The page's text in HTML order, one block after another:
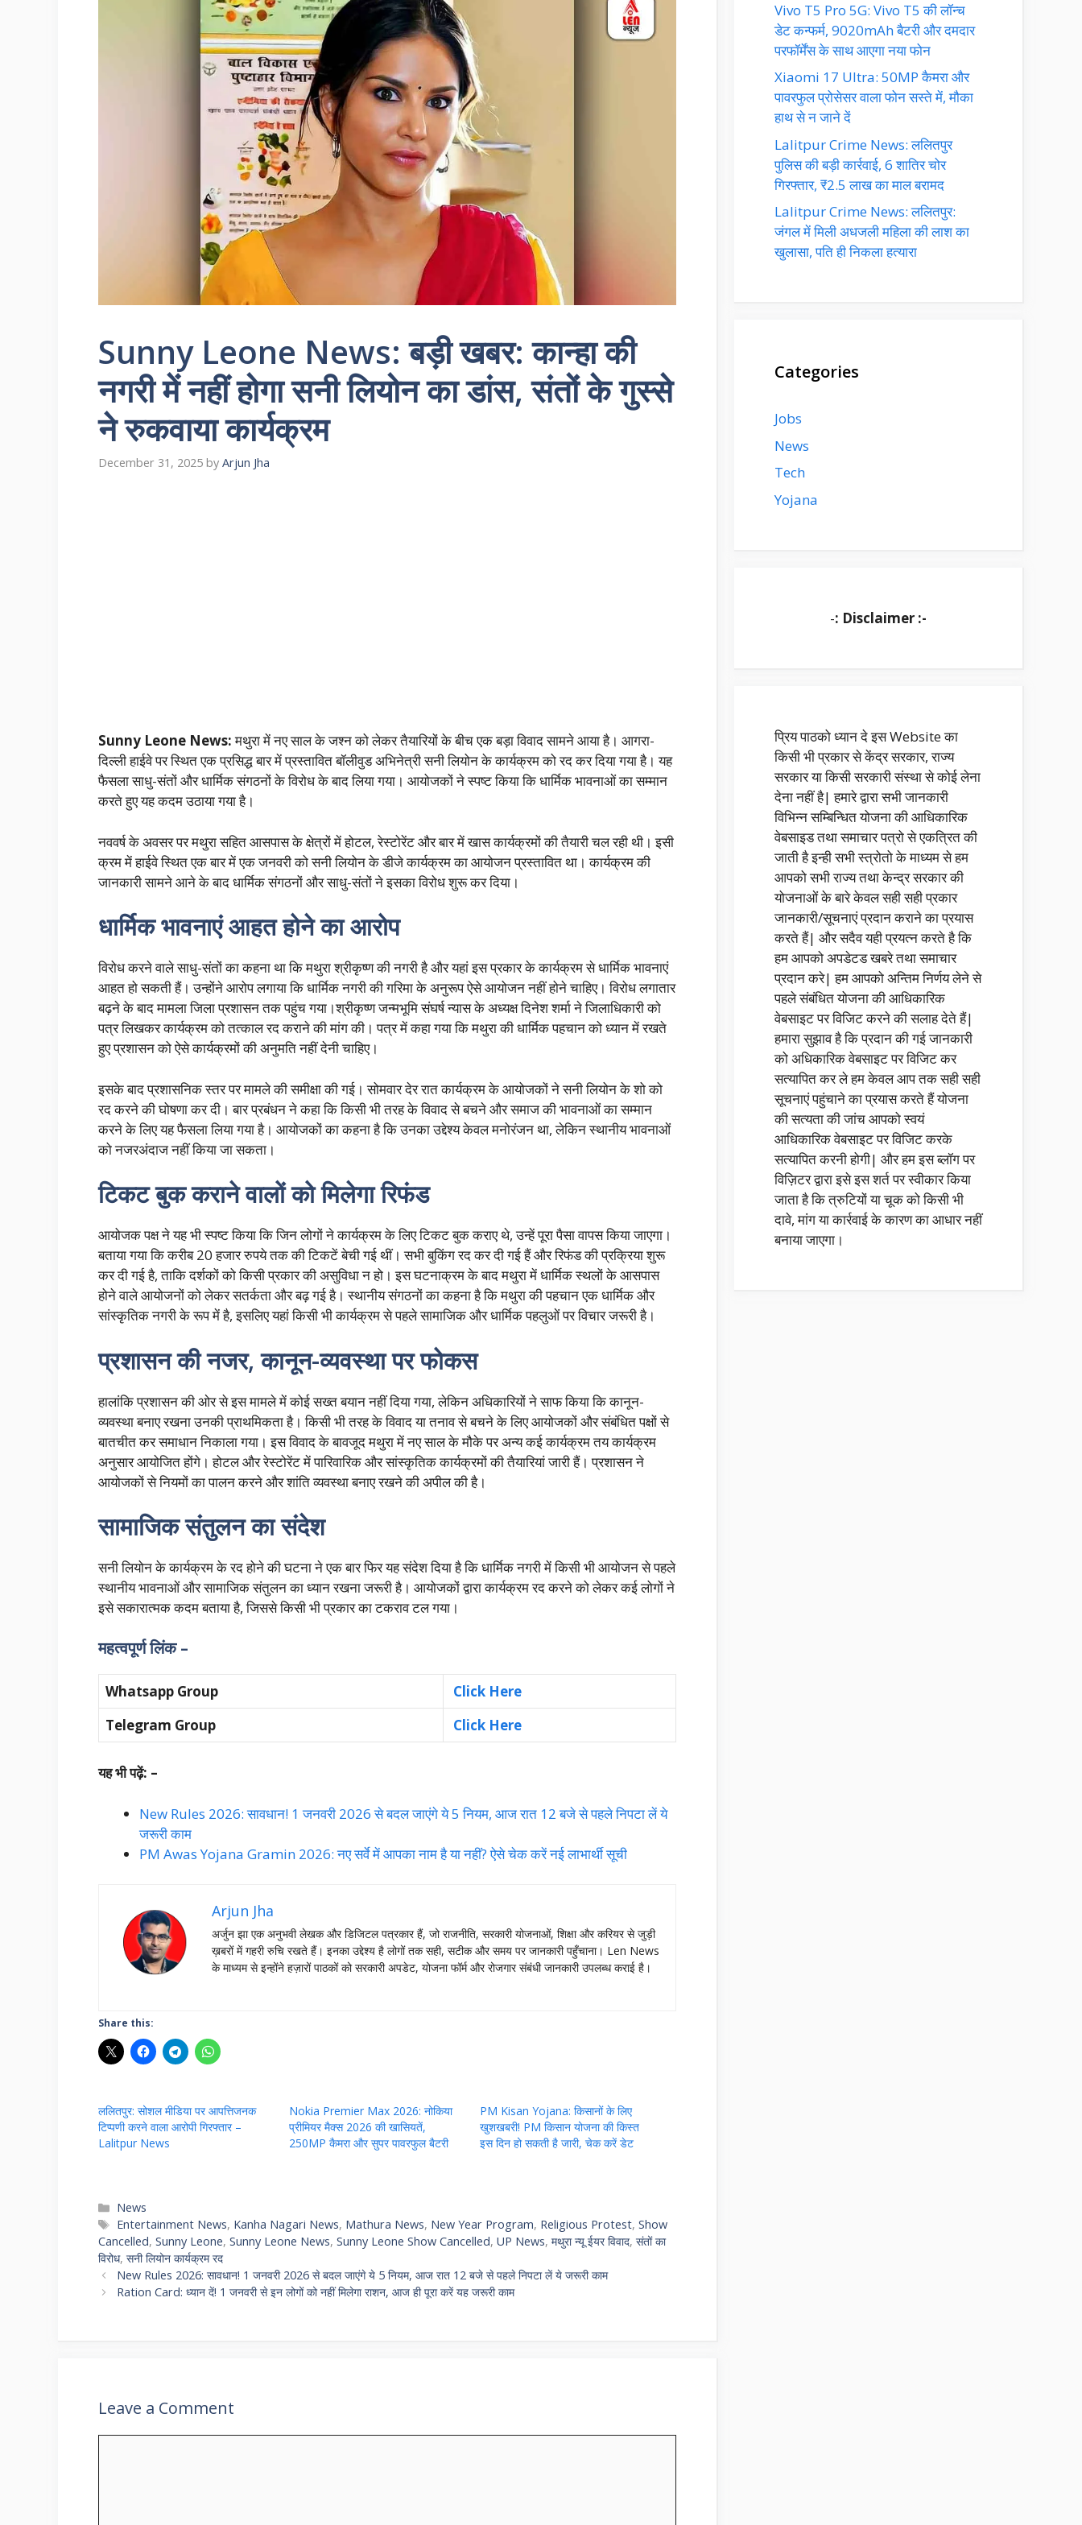
Sunny Leone News: बड़ी खबर: कान्हा की
नगरी में नहीं होगा सनी लियोन का डांस, संतों के गुस्से
ने रुकवाया कार्यक्रम
December 31, 2025 by Arjun Jha
Sunny Leone News:मथुरा में नए साल के जश्न को लेकर तैयारियों के बीच एक बड़ा विवाद सामने आया है। आगरा-
दिल्ली हाईवे पर स्थित एक प्रसिद्ध बार में प्रस्तावित बॉलीवुड अभिनेत्री सनी लियोन के कार्यक्रम को रद कर दिया गया है। यह
फैसला साधु-संतों और धार्मिक संगठनों के विरोध के बाद लिया गया। आयोजकों ने स्पष्ट किया कि धार्मिक भावनाओं का सम्मान
करते हुए यह कदम उठाया गया है।
नववर्ष के अवसर पर मथुरा सहित आसपास के क्षेत्रों में होटल, रेस्टोरेंट और बार में खास कार्यक्रमों की तैयारी चल रही थी। इसी
क्रम में हाईवे स्थित एक बार में एक जनवरी को सनी लियोन के डीजे कार्यक्रम का आयोजन प्रस्तावित था। कार्यक्रम की
जानकारी सामने आने के बाद धार्मिक संगठनों और साधु-संतों ने इसका विरोध शुरू कर दिया।
धार्मिक भावनाएं आहत होने का आरोप
विरोध करने वाले साधु-संतों का कहना था कि मथुरा श्रीकृष्ण की नगरी है और यहां इस प्रकार के कार्यक्रम से धार्मिक भावनाएं
आहत हो सकती हैं। उन्होंने आरोप लगाया कि धार्मिक नगरी की गरिमा के अनुरूप ऐसे आयोजन नहीं होने चाहिए। विरोध लगातार
बढ़ने के बाद मामला जिला प्रशासन तक पहुंच गया।श्रीकृष्ण जन्मभूमि संघर्ष न्यास के अध्यक्ष दिनेश शर्मा ने जिलाधिकारी को
पत्र लिखकर कार्यक्रम को तत्काल रद कराने की मांग की। पत्र में कहा गया कि मथुरा की धार्मिक पहचान को ध्यान में रखते
हुए प्रशासन को ऐसे कार्यक्रमों की अनुमति नहीं देनी चाहिए।
इसके बाद प्रशासनिक स्तर पर मामले की समीक्षा की गई। सोमवार देर रात कार्यक्रम के आयोजकों ने सनी लियोन के शो को
रद करने की घोषणा कर दी। बार प्रबंधन ने कहा कि किसी भी तरह के विवाद से बचने और समाज की भावनाओं का सम्मान
करने के लिए यह फैसला लिया गया है। आयोजकों का कहना है कि उनका उद्देश्य केवल मनोरंजन था, लेकिन स्थानीय भावनाओं
को नजरअंदाज नहीं किया जा सकता।
टिकट बुक कराने वालों को मिलेगा रिफंड
आयोजक पक्ष ने यह भी स्पष्ट किया कि जिन लोगों ने कार्यक्रम के लिए टिकट बुक कराए थे, उन्हें पूरा पैसा वापस किया जाएगा।
बताया गया कि करीब 20 हजार रुपये तक की टिकटें बेची गई थीं। सभी बुकिंग रद कर दी गई हैं और रिफंड की प्रक्रिया शुरू
कर दी गई है, ताकि दर्शकों को किसी प्रकार की असुविधा न हो। इस घटनाक्रम के बाद मथुरा में धार्मिक स्थलों के आसपास
होने वाले आयोजनों को लेकर सतर्कता और बढ़ गई है। स्थानीय संगठनों का कहना है कि मथुरा की पहचान एक धार्मिक और
सांस्कृतिक नगरी के रूप में है, इसलिए यहां किसी भी कार्यक्रम से पहले सामाजिक और धार्मिक पहलुओं पर विचार जरूरी है।
प्रशासन की नजर, कानून-व्यवस्था पर फोकस
हालांकि प्रशासन की ओर से इस मामले में कोई सख्त बयान नहीं दिया गया, लेकिन अधिकारियों ने साफ किया कि कानून-
व्यवस्था बनाए रखना उनकी प्राथमिकता है। किसी भी तरह के विवाद या तनाव से बचने के लिए आयोजकों और संबंधित पक्षों से
बातचीत कर समाधान निकाला गया। इस विवाद के बावजूद मथुरा में नए साल के मौके पर अन्य कई कार्यक्रम तय कार्यक्रम
अनुसार आयोजित होंगे। होटल और रेस्टोरेंट में पारिवारिक और सांस्कृतिक कार्यक्रमों की तैयारियां जारी हैं। प्रशासन ने
आयोजकों से नियमों का पालन करने और शांति व्यवस्था बनाए रखने की अपील की है।
सामाजिक संतुलन का संदेश
सनी लियोन के कार्यक्रम के रद होने की घटना ने एक बार फिर यह संदेश दिया है कि धार्मिक नगरी में किसी भी आयोजन से पहले
स्थानीय भावनाओं और सामाजिक संतुलन का ध्यान रखना जरूरी है। आयोजकों द्वारा कार्यक्रम रद करने को लेकर कई लोगों ने
इसे सकारात्मक कदम बताया है, जिससे किसी भी प्रकार का टकराव टल गया।
महत्वपूर्ण लिंक –
Whatsapp Group
Click Here
Telegram Group
Click Here
यह भी पढ़ें: –
New Rules 2026: सावधान! 1 जनवरी 2026 से बदल जाएंगे ये 5 नियम, आज रात 12 बजे से पहले निपटा लें ये
जरूरी काम
PM Awas Yojana Gramin 2026: नए सर्वे में आपका नाम है या नहीं? ऐसे चेक करें नई लाभार्थी सूची
Arjun Jha
अर्जुन झा एक अनुभवी लेखक और डिजिटल पत्रकार हैं, जो राजनीति, सरकारी योजनाओं, शिक्षा और करियर से जुड़ी
ख़बरों में गहरी रुचि रखते हैं। इनका उद्देश्य है लोगों तक सही, सटीक और समय पर जानकारी पहुँचाना। Len News
के माध्यम से इन्होंने हज़ारों पाठकों को सरकारी अपडेट, योजना फॉर्म और रोजगार संबंधी जानकारी उपलब्ध कराई है।
Share this:
ललितपुर: सोशल मीडिया पर आपत्तिजनक
टिप्पणी करने वाला आरोपी गिरफ्तार –
Lalitpur News
Nokia Premier Max 2026: नोकिया
प्रीमियर मैक्स 2026 की खासियतें,
250MP कैमरा और सुपर पावरफुल बैटरी
PM Kisan Yojana: किसानों के लिए
खुशखबरी! PM किसान योजना की किस्त
इस दिन हो सकती है जारी, चेक करें डेट
Categories
News
Tags
Entertainment News, Kanha Nagari News, Mathura News, New Year Program, Religious Protest,Show
Cancelled, Sunny Leone, Sunny Leone News, Sunny Leone Show Cancelled, UP News, मथुरा न्यू ईयर विवाद, संतों का
विरोध, सनी लियोन कार्यक्रम रद
New Rules 2026: सावधान! 1 जनवरी 2026 से बदल जाएंगे ये 5 नियम, आज रात 12 बजे से पहले निपटा लें ये जरूरी काम
Ration Card: ध्यान दें! 1 जनवरी से इन लोगों को नहीं मिलेगा राशन, आज ही पूरा करें यह जरूरी काम
Leave a Comment
Vivo T5 Pro 5G: Vivo T5 की लॉन्च
डेट कन्फर्म, 9020mAh बैटरी और दमदार
परफॉर्मेंस के साथ आएगा नया फोन
Xiaomi 17 Ultra: 50MP कैमरा और
पावरफुल प्रोसेसर वाला फोन सस्ते में, मौका
हाथ से न जाने दें
Lalitpur Crime News: ललितपुर
पुलिस की बड़ी कार्रवाई, 6 शातिर चोर
गिरफ्तार, ₹2.5 लाख का माल बरामद
Lalitpur Crime News: ललितपुर:
जंगल में मिली अधजली महिला की लाश का
खुलासा, पति ही निकला हत्यारा
Categories
Jobs
News
Tech
Yojana
-: Disclaimer :-
प्रिय पाठको ध्यान दे इस Website का
किसी भी प्रकार से केंद्र सरकार, राज्य
सरकार या किसी सरकारी संस्था से कोई लेना
देना नहीं है| हमारे द्वारा सभी जानकारी
विभिन्न सम्बिन्धित योजना की आधिकारिक
वेबसाइड तथा समाचार पत्रो से एकत्रित की
जाती है इन्ही सभी स्त्रोतो के माध्यम से हम
आपको सभी राज्य तथा केन्द्र सरकार की
योजनाओं के बारे केवल सही सही प्रकार
जानकारी/सूचनाएं प्रदान कराने का प्रयास
करते हैं| और सदैव यही प्रयत्न करते है कि
हम आपको अपडेटड खबरे तथा समाचार
प्रदान करे| हम आपको अन्तिम निर्णय लेने से
पहले संबंधित योजना की आधिकारिक
वेबसाइट पर विजिट करने की सलाह देते हैं|
हमारा सुझाव है कि प्रदान की गई जानकारी
को अधिकारिक वेबसाइट पर विजिट कर
सत्यापित कर ले हम केवल आप तक सही सही
सूचनाएं पहुंचाने का प्रयास करते हैं योजना
की सत्यता की जांच आपको स्वयं
आधिकारिक वेबसाइट पर विजिट करके
सत्यापित करनी होगी| और हम इस ब्लॉग पर
विज़िटर द्वारा इसे इस शर्त पर स्वीकार किया
जाता है कि त्रुटियों या चूक को किसी भी
दावे, मांग या कार्रवाई के कारण का आधार नहीं
बनाया जाएगा।